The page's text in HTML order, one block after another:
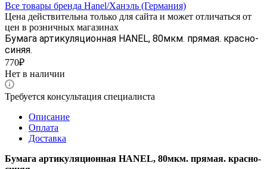
Все товары бренда Hanel/Ханэль (Германия)
Цена действительна только для сайта и может отличаться от
цен в розничных магазинах
Бумага артикуляционная HANEL, 80мкм. прямая. красно-
синяя.
770₽
Нет в наличии
Требуется консультация специалиста
Описание
Оплата
Доставка
Бумага артикуляционная HANEL, 80мкм. прямая. красно-